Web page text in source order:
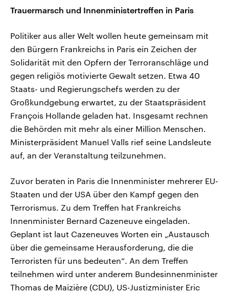
Trauermarsch und Innenministertreffen in Paris
Politiker aus aller Welt wollen heute gemeinsam mit
den Bürgern Frankreichs in Paris ein Zeichen der
Solidarität mit den Opfern der Terroranschläge und
gegen religiös motivierte Gewalt setzen. Etwa 40
Staats- und Regierungschefs werden zu der
Großkundgebung erwartet, zu der Staatspräsident
François Hollande geladen hat. Insgesamt rechnen
die Behörden mit mehr als einer Million Menschen.
Ministerpräsident Manuel Valls rief seine Landsleute
auf, an der Veranstaltung teilzunehmen.
Zuvor beraten in Paris die Innenminister mehrerer EU-
Staaten und der USA über den Kampf gegen den
Terrorismus. Zu dem Treffen hat Frankreichs
Innenminister Bernard Cazeneuve eingeladen.
Geplant ist laut Cazeneuves Worten ein „Austausch
über die gemeinsame Herausforderung, die die
Terroristen für uns bedeuten“. An dem Treffen
teilnehmen wird unter anderem Bundesinnenminister
Thomas de Maizière (CDU), US-Justizminister Eric